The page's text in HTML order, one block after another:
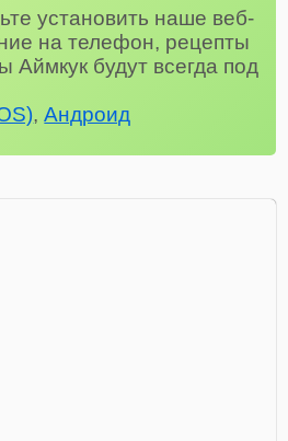
установить наше веб-
на телефон, рецепты
Аймкук будут всегда под
,Андроид